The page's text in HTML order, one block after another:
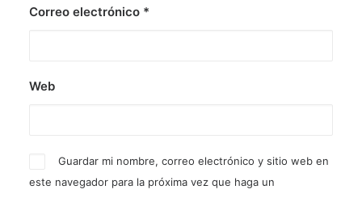
Correo electrónico *
Web
Guardar mi nombre, correo electrónico y sitio web en
este navegador para la próxima vez que haga un